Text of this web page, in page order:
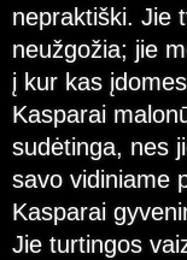
nepraktiški. Jie
neužgožia; jie
į kur kas
Kasparai
sudėtinga, nes
savo vidiniame
Kasparai
Jie turtingos